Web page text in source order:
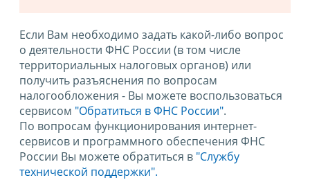
Если Вам необходимо задать какой-либо вопрос
о деятельности ФНС России (в том числе
территориальных налоговых органов) или
получить разъяснения по вопросам
налогообложения - Вы можете воспользоваться
сервисом "Обратиться в ФНС России".
По вопросам функционирования интернет-
сервисов и программного обеспечения ФНС
России Вы можете обратиться в "Службу
технической поддержки".